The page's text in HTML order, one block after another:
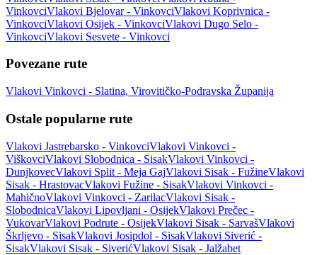
VinkovciVlakovi Bjelovar - VinkovciVlakovi Koprivnica -
VinkovciVlakovi Osijek - VinkovciVlakovi Dugo Selo -
VinkovciVlakovi Sesvete - Vinkovci
Povezane rute
Vlakovi Vinkovci - Slatina, Virovitičko-Podravska Županija
Ostale popularne rute
Vlakovi Jastrebarsko - VinkovciVlakovi Vinkovci -
ViškovciVlakovi Slobodnica - SisakVlakovi Vinkovci -
DunjkovecVlakovi Split - Meja GajVlakovi Sisak - FužineVlakovi
Sisak - HrastovacVlakovi Fužine - SisakVlakovi Vinkovci -
MahičnoVlakovi Vinkovci - ZarilacVlakovi Sisak -
SlobodnicaVlakovi Lipovljani - OsijekVlakovi Prečec -
VukovarVlakovi Podrute - OsijekVlakovi Sisak - SarvašVlakovi
Škrljevo - SisakVlakovi Josipdol - SisakVlakovi Siverić -
SisakVlakovi Sisak - SiverićVlakovi Sisak - Jalžabet